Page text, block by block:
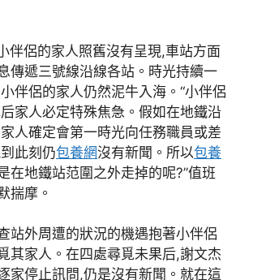
伴侶的家人照舊沒有呈現,車站方面
傳遞三號線沿線各站。時光持續一
伴侶的家人仍然泥牛入海。“小伴侶
家人必定特殊焦急。假如在地鐵沿
人確定會第一時光向任務職員或差
此刻仍包養網沒有新聞。所以包養
在地鐵站范圍之外走掉的呢?”值班
揣摩。
站外周遭的狀況的機遇抱著小伴侶
其家人。在四處尋覓未果后,謝文杰
家停止訊問,仍是沒有新聞。就在這